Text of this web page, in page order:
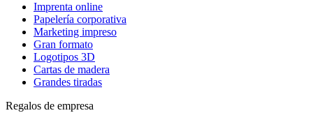
Imprenta online
Papelería corporativa
Marketing impreso
Gran formato
Logotipos 3D
Cartas de madera
Grandes tiradas
Regalos de empresa